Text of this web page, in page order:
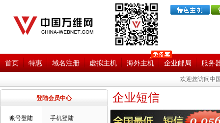
首页
欢迎您访问中
特惠 域名注册 虚拟主机 海外主机 企业邮局 服务
登陆会员中心
账号登陆 手机登陆
企业短信